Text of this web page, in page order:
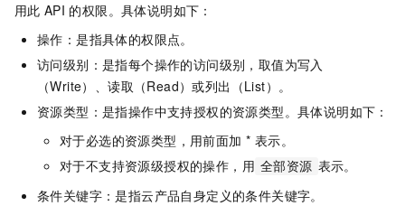
用此 API 的权限。具体说明如下：
操作：是指具体的权限点。
访问级别：是指每个操作的访问级别，取值为写入
（Write）、读取（Read）或列出（List）。
资源类型：是指操作中支持授权的资源类型。具体说明如下：
对于必选的资源类型，用前面加 * 表示。
对于不支持资源级授权的操作，用 全部资源 表示。
条件关键字：是指云产品自身定义的条件关键字。